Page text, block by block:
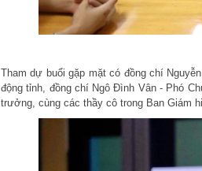
Tham dự buổi gặp mặt có đồng chí
động tỉnh, đồng chí Ngô Đình Vân - Phó
trưởng, cùng các thầy cô trong Ban Giám